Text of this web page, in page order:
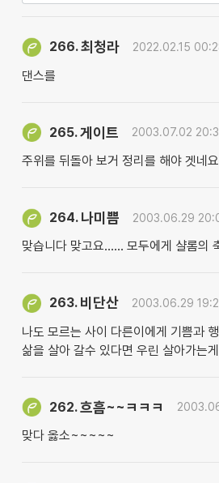
266.최청라 2022.02.15
댄스를
265.게이트 2003.07.02
주위를 뒤돌아 보거 정리를 해야 겟네
264. 나미쁨 2003.06.29
맞습니다 맞고요...... 모두에게 샬롬의
263. 비단산 2003.06.29
나도 모르는 사이 다른이에게 기쁨과
삶을 살아 갈수 있다면 우린 살아가는
262.흐흠~~ㅋㅋㅋ
맞다 옳소~~~~~